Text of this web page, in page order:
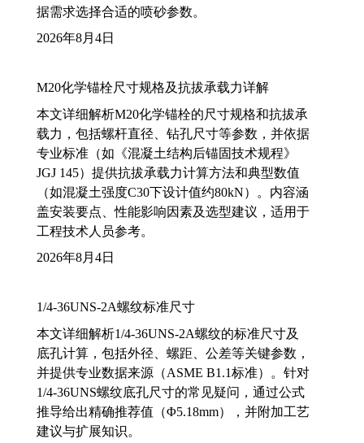
据需求选择合适的喷砂参数。
2026年8月4日
M20化学锚栓尺寸规格及抗拔承载力详解
本文详细解析M20化学锚栓的尺寸规格和抗拔承
载力，包括螺杆直径、钻孔尺寸等参数，并依据
专业标准（如《混凝土结构后锚固技术规程》
JGJ 145）提供抗拔承载力计算方法和典型数值
（如混凝土强度C30下设计值约80kN）。内容涵
盖安装要点、性能影响因素及选型建议，适用于
工程技术人员参考。
2026年8月4日
1/4-36UNS-2A螺纹标准尺寸
本文详细解析1/4-36UNS-2A螺纹的标准尺寸及
底孔计算，包括外径、螺距、公差等关键参数，
并提供专业数据来源（ASME B1.1标准）。针对
1/4-36UNS螺纹底孔尺寸的常见疑问，通过公式
推导给出精确推荐值（Φ5.18mm），并附加工艺
建议与扩展知识。